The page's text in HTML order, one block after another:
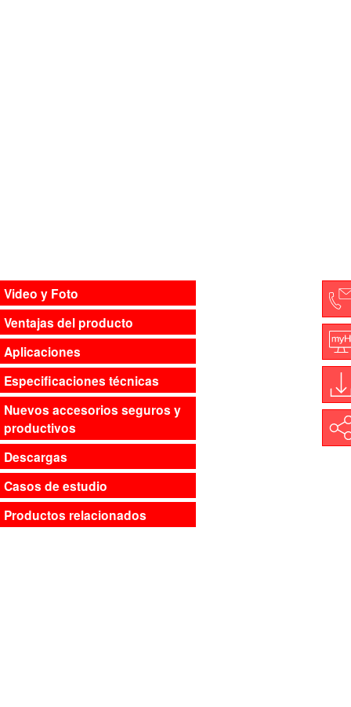
Video y Foto
Ventajas del producto
Aplicaciones
Especificaciones técnicas
Nuevos accesorios seguros y
productivos
Descargas
Casos de estudio
Productos relacionados